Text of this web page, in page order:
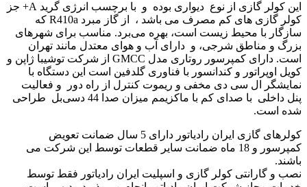
این کولر گازی از نوع دیواری بوده و با برچسب انرژی گرید A+ جز
کولر گازی های کم مصرف می باشد ، از گاز مبرد R410a که
سازگار با محیط زیست است، بهره می‌برد. مناسب برای شهرهای
بزرگ و مناطق شرجی، و دارای آب و هوای معتدل مانند تهران
است. دارای کمپرسور روتاری مدل GMCC از شرکت توشیبا ژاپن و
کویل اوپراتور و کندانسور با فناوری گلدفین است این دستگاه با
نمایشگر ال سی دی مخفی و ریموت کنترل از راه دور و فعالیت
پنل داخلی با صدای کم با ماکزیمم میزان صدا 44 دسی‌بل طراحی
شده است.
کولرهای گازی ایران رادیاتور دارای 5 سال ضمانت تعویض
کمپرسور و 18 ماه ضمانت سایر قطعات توسط این شرکت می
باشند.
نصب و گارانتی کولر گازی و اسپلیت ایران رادیاتور فقط توسط